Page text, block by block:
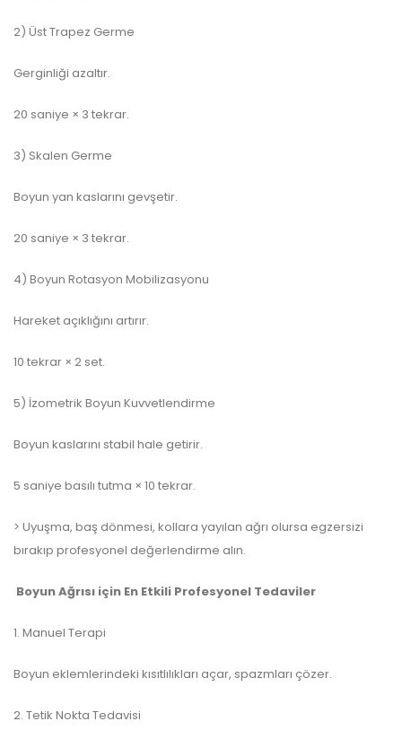
2) Üst Trapez Germe
Gerginliği azaltır.
20 saniye × 3 tekrar.
3) Skalen Germe
Boyun yan kaslarını gevşetir.
20 saniye × 3 tekrar.
4) Boyun Rotasyon Mobilizasyonu
Hareket açıklığını artırır.
10 tekrar × 2 set.
5) İzometrik Boyun Kuvvetlendirme
Boyun kaslarını stabil hale getirir.
5 saniye basılı tutma × 10 tekrar.
> Uyuşma, baş dönmesi, kollara yayılan ağrı olursa egzersizi
bırakıp profesyonel değerlendirme alın.
Boyun Ağrısı için En Etkili Profesyonel Tedaviler
1. Manuel Terapi
Boyun eklemlerindeki kısıtlılıkları açar, spazmları çözer.
2. Tetik Nokta Tedavisi